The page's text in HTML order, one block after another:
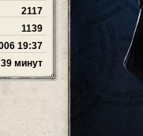
2117
1139
19:37
минут